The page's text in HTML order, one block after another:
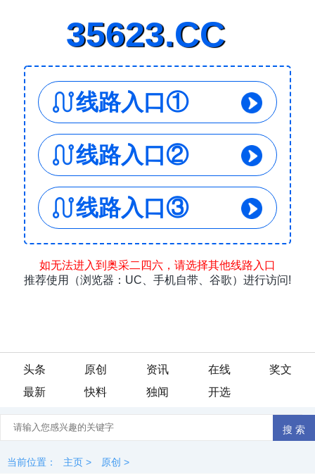
头条 原创 资讯 在线
奖文
最新
快料 独闻 开选
当前位置： 主页 > 原创 >